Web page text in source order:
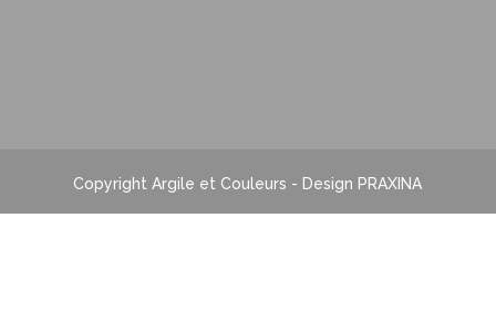
Copyright Argile et Couleurs - Design PRAXINA